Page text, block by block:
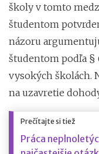
školy v tomto
študentom
názoru
študentom podľa §
vysokých školách.
na uzavretie
Prečítajte si tiež
Práca